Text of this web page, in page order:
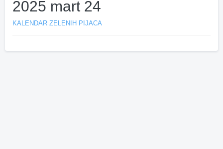
2025 mart 24
KALENDAR ZELENIH PIJACA